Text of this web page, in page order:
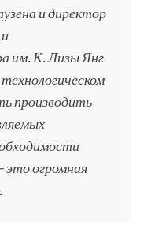
и директор
им. К. Лизы Янг
производить
это огромная